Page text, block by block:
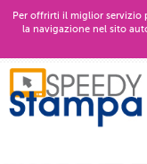
Per offrirti il miglior servizio
la navigazione nel sito